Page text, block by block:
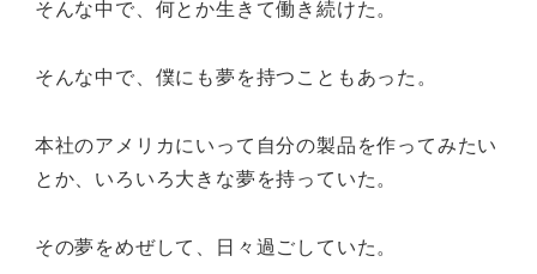
そんな中で、何とか生きて働き続けた。
そんな中で、僕にも夢を持つこともあった。
本社のアメリカにいって自分の製品を作ってみたい
とか、いろいろ大きな夢を持っていた。
その夢をめぜして、日々過ごしていた。